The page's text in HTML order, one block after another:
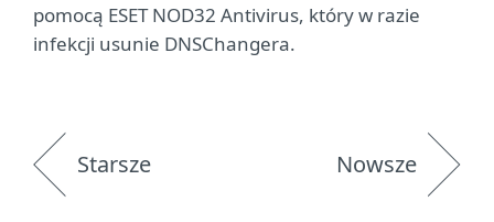
pomocą ESET NOD32 Antivirus, który w razie
infekcji usunie DNSChangera.
Starsze Nowsze